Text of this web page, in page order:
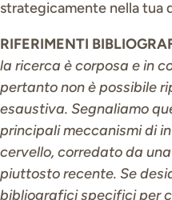
strategicamente nella tua
RIFERIMENTI
la ricerca è corposa e in
pertanto non è possibile
esaustiva. Segnaliamo
principali meccanismi di
cervello, corredato da
piuttosto recente. Se
bibliografici specifici per